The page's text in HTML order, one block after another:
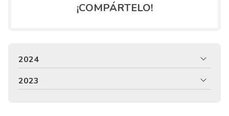
¡COMPÁRTELO!
2024
2023